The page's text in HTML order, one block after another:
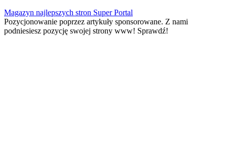
Skip
to
content
Magazyn najlepszych stron Super Portal
Pozycjonowanie poprzez artykuły sponsorowane. Z nami
podniesiesz pozycję swojej strony www! Sprawdź!